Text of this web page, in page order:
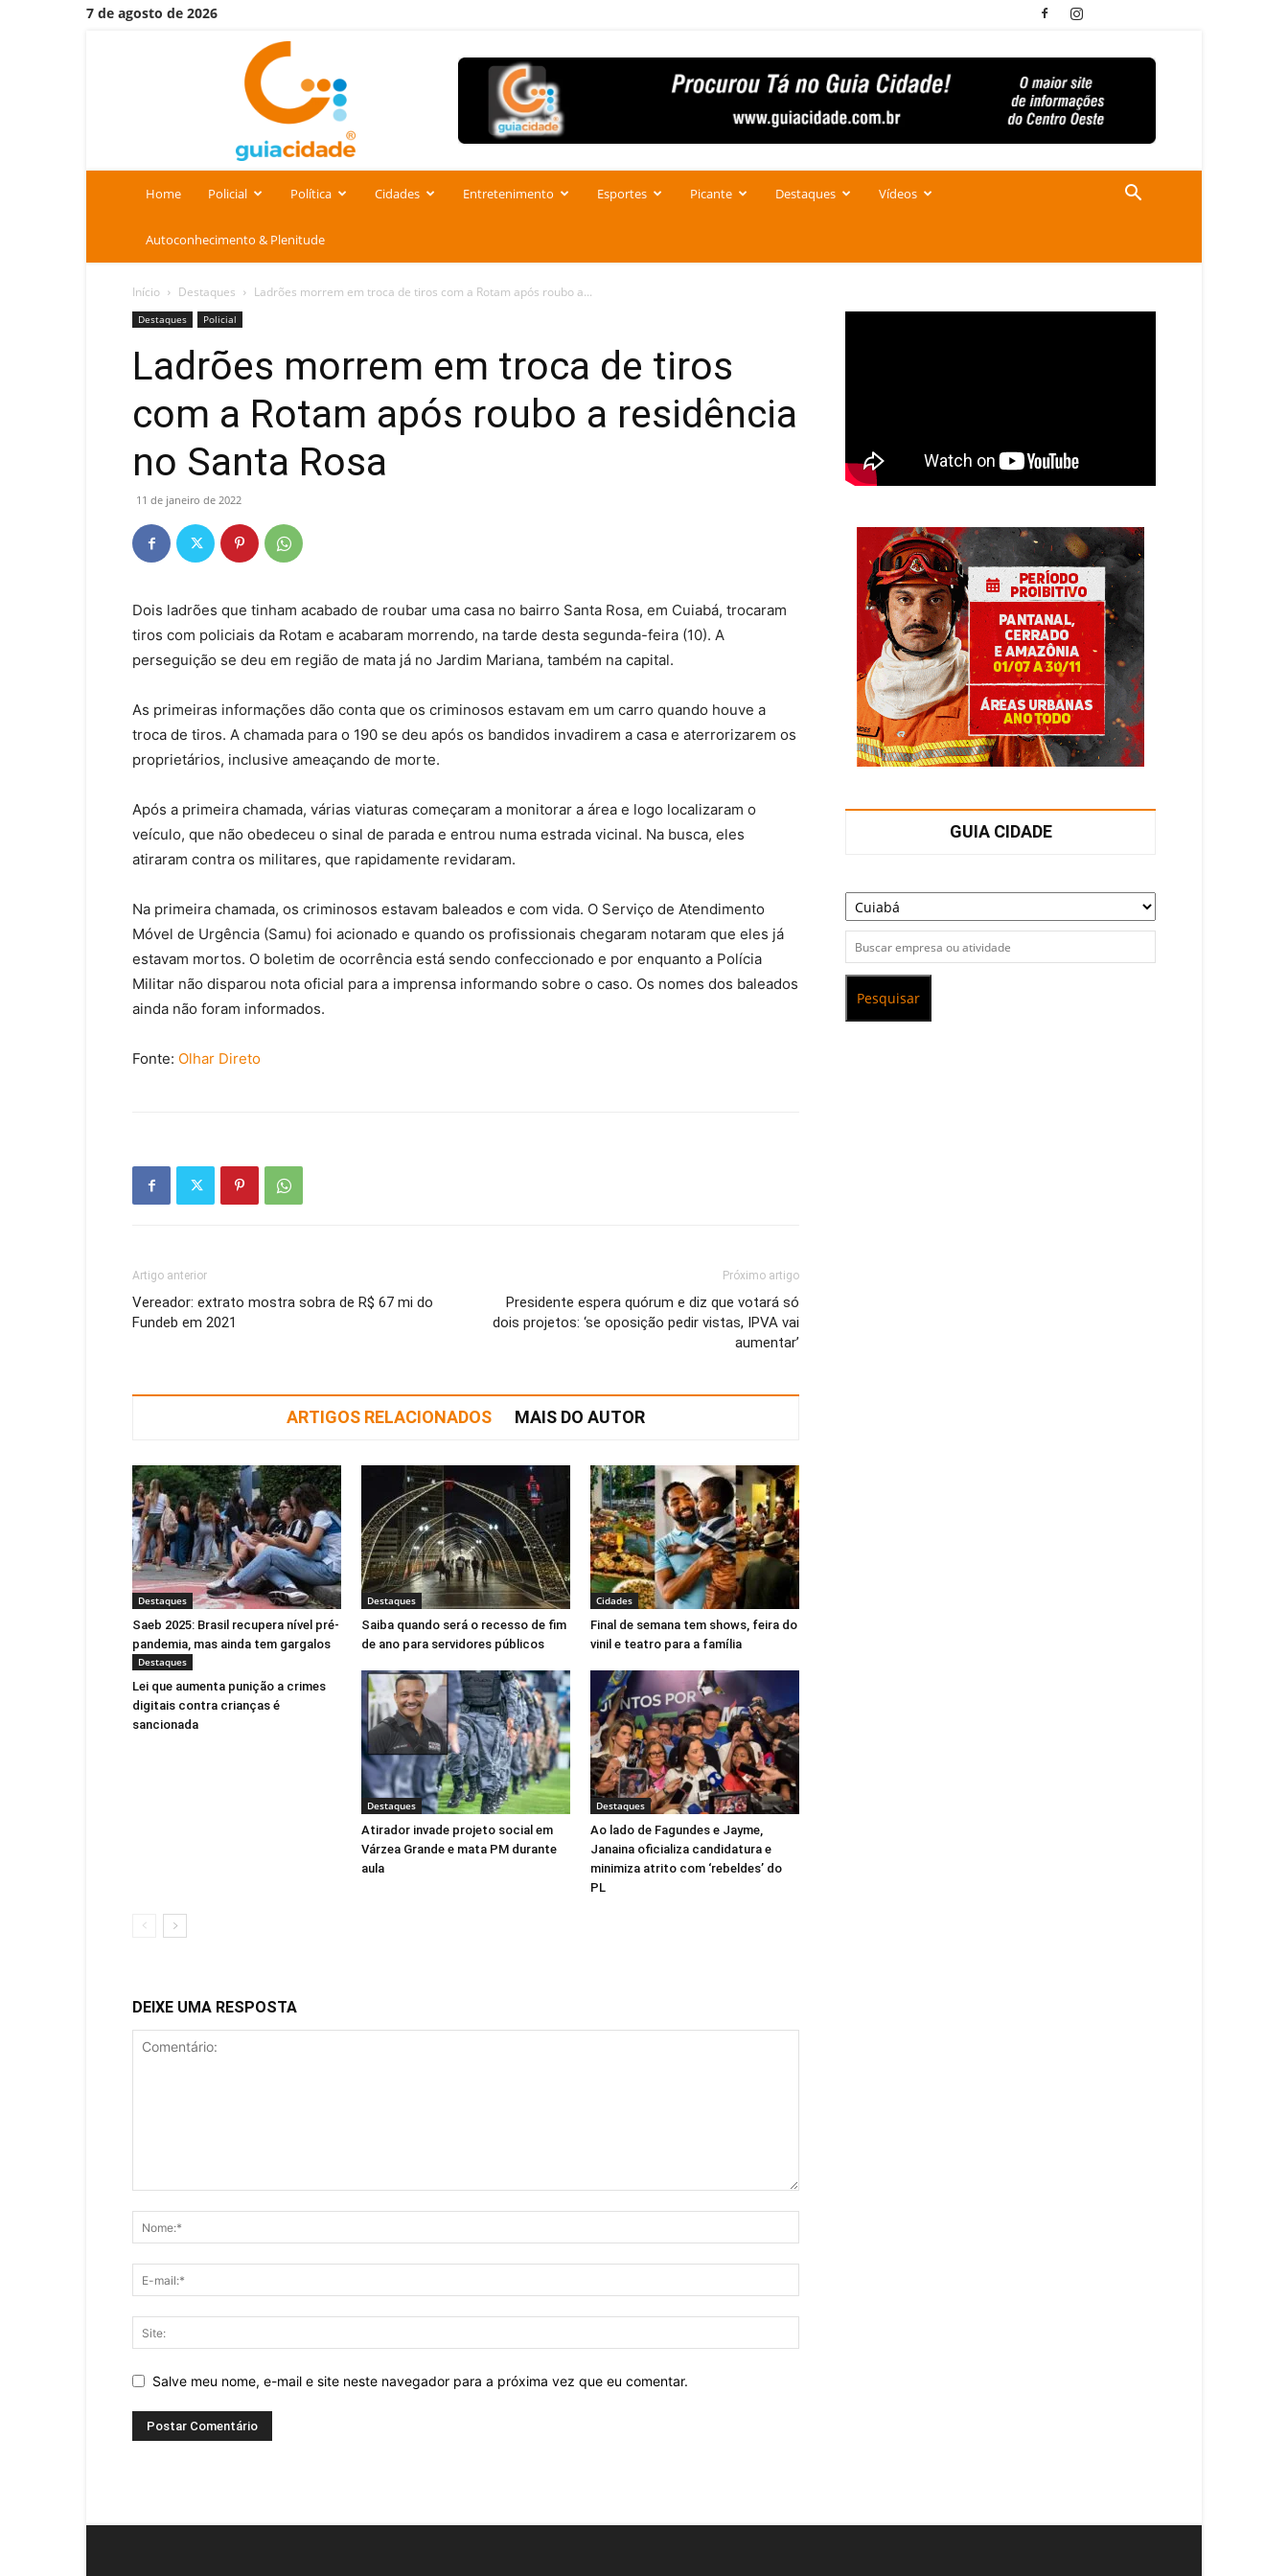
7 de agosto de 2026
Home Policial Política Cidades Entretenimento Esportes Picante Destaques Vídeos
Autoconhecimento & Plenitude
Início Destaques Ladrões morrem em troca de tiros com a Rotam após roubo a...
Destaques Policial
Ladrões morrem em troca de tiros
com a Rotam após roubo a residência
no Santa Rosa
11 de janeiro de 2022
Dois ladrões que tinham acabado de roubar uma casa no bairro Santa Rosa, em Cuiabá, trocaram
tiros com policiais da Rotam e acabaram morrendo, na tarde desta segunda-feira (10). A
perseguição se deu em região de mata já no Jardim Mariana, também na capital.
As primeiras informações dão conta que os criminosos estavam em um carro quando houve a
troca de tiros. A chamada para o 190 se deu após os bandidos invadirem a casa e aterrorizarem os
proprietários, inclusive ameaçando de morte.
Após a primeira chamada, várias viaturas começaram a monitorar a área e logo localizaram o
veículo, que não obedeceu o sinal de parada e entrou numa estrada vicinal. Na busca, eles
atiraram contra os militares, que rapidamente revidaram.
Na primeira chamada, os criminosos estavam baleados e com vida. O Serviço de Atendimento
Móvel de Urgência (Samu) foi acionado e quando os profissionais chegaram notaram que eles já
estavam mortos. O boletim de ocorrência está sendo confeccionado e por enquanto a Polícia
Militar não disparou nota oficial para a imprensa informando sobre o caso. Os nomes dos baleados
ainda não foram informados.
Fonte: Olhar Direto
Artigo anterior
Vereador: extrato mostra sobra de R$ 67 mi do
Fundeb em 2021
Próximo artigo
Presidente espera quórum e diz que votará só
dois projetos: ‘se oposição pedir vistas, IPVA vai
aumentar’
ARTIGOS RELACIONADOS MAIS DO AUTOR
Destaques
Saeb 2025: Brasil recupera nível pré-
pandemia, mas ainda tem gargalos
Destaques
Saiba quando será o recesso de fim
de ano para servidores públicos
Cidades
Final de semana tem shows, feira do
vinil e teatro para a família
Destaques
Lei que aumenta punição a crimes
digitais contra crianças é
sancionada
Destaques
Atirador invade projeto social em
Várzea Grande e mata PM durante
aula
Destaques
Ao lado de Fagundes e Jayme,
Janaina oficializa candidatura e
minimiza atrito com ‘rebeldes’ do
PL
DEIXE UMA RESPOSTA
Salve meu nome, e-mail e site neste navegador para a próxima vez que eu comentar.
GUIA CIDADE
Pesquisar